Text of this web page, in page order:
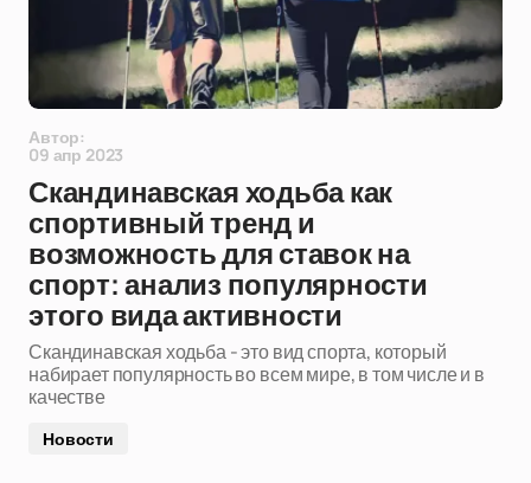
Автор:
09 апр 2023
Скандинавская ходьба как
спортивный тренд и
возможность для ставок на
спорт: анализ популярности
этого вида активности
Скандинавская ходьба - это вид спорта, который
набирает популярность во всем мире, в том числе и в
качестве
Новости